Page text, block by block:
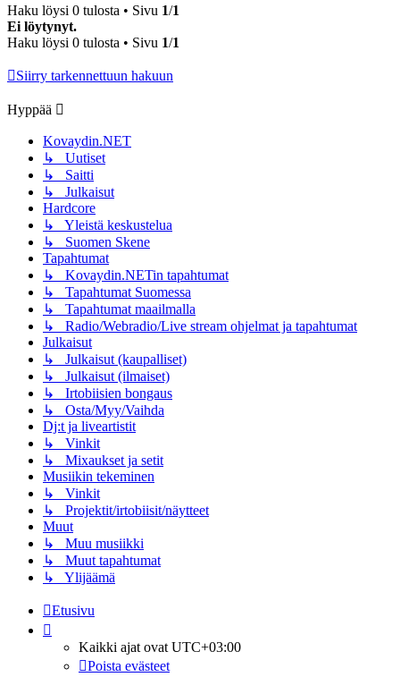
Haku löysi 0 tulosta • Sivu 1/1
Ei löytynyt.
Haku löysi 0 tulosta • Sivu 1/1
Siirry tarkennettuun hakuun
Hyppää
Kovaydin.NET
↳ Uutiset
↳ Saitti
↳ Julkaisut
Hardcore
↳ Yleistä keskustelua
↳ Suomen Skene
Tapahtumat
↳ Kovaydin.NETin tapahtumat
↳ Tapahtumat Suomessa
↳ Tapahtumat maailmalla
↳ Radio/Webradio/Live stream ohjelmat ja tapahtumat
Julkaisut
↳ Julkaisut (kaupalliset)
↳ Julkaisut (ilmaiset)
↳ Irtobiisien bongaus
↳ Osta/Myy/Vaihda
Dj:t ja liveartistit
↳ Vinkit
↳ Mixaukset ja setit
Musiikin tekeminen
↳ Vinkit
↳ Projektit/irtobiisit/näytteet
Muut
↳ Muu musiikki
↳ Muut tapahtumat
↳ Ylijäämä
Etusivu
Kaikki ajat ovat UTC+03:00
Poista evästeet